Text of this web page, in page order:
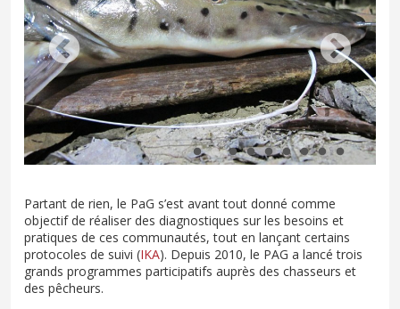
Partant de rien, le PaG s’est avant tout donné comme
objectif de réaliser des diagnostiques sur les besoins et
pratiques de ces communautés, tout en lançant certains
protocoles de suivi (IKA). Depuis 2010, le PAG a lancé trois
grands programmes participatifs auprès des chasseurs et
des pêcheurs.